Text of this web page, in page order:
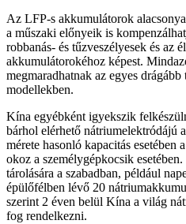
Az LFP-s akkumulátorok
a műszaki előnyeik is
robbanás- és tűzveszélyesek és az
akkumulátorokéhoz képest.
megmaradhatnak az egyes
modellekben.
Kína egyébként igyekszik
bárhol elérhető nátriumelektródájú
mérete hasonló kapacitás
okoz a személygépkocsik
tárolására a szabadban, például
épülőfélben lévő 20
szerint 2 éven belül Kína a világ
fog rendelkezni.